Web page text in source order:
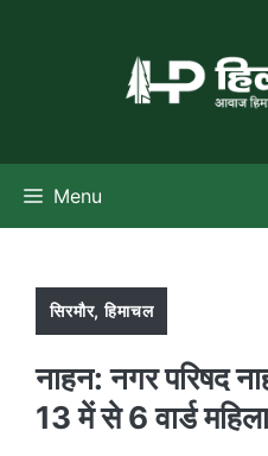
Menu
सिरमौर,हिमाचल
नाहन: नगर परिषद
13 में से 6 वार्ड